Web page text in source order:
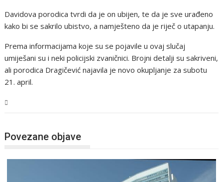
Davidova porodica tvrdi da je on ubijen, te da je sve urađeno
kako bi se sakrilo ubistvo, a namješteno da je riječ o utapanju.
Prema informacijama koje su se pojavile u ovaj slučaj
umiješani su i neki policijski zvaničnici. Brojni detalji su sakriveni,
ali porodica Dragičević najavila je novo okupljanje za subotu
21. april.
Povezane objave